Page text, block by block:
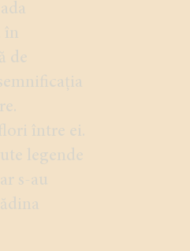
în
de
între ei.
legende
s-au